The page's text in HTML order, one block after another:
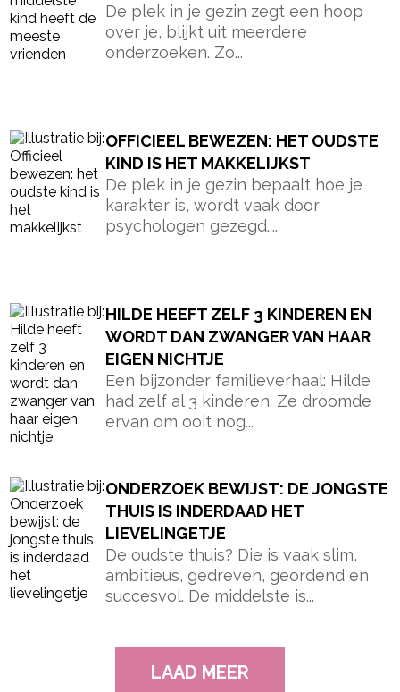
De plek in je gezin zegt een hoop
over je, blijkt uit meerdere
onderzoeken. Zo...
OFFICIEEL BEWEZEN: HET OUDSTE
KIND IS HET MAKKELIJKST
De plek in je gezin bepaalt hoe je
karakter is, wordt vaak door
psychologen gezegd....
HILDE HEEFT ZELF 3 KINDEREN EN
WORDT DAN ZWANGER VAN HAAR
EIGEN NICHTJE
Een bijzonder familieverhaal: Hilde
had zelf al 3 kinderen. Ze droomde
ervan om ooit nog...
ONDERZOEK BEWIJST: DE JONGSTE
THUIS IS INDERDAAD HET
LIEVELINGETJE
De oudste thuis? Die is vaak slim,
ambitieus, gedreven, geordend en
succesvol. De middelste is...
LAAD MEER